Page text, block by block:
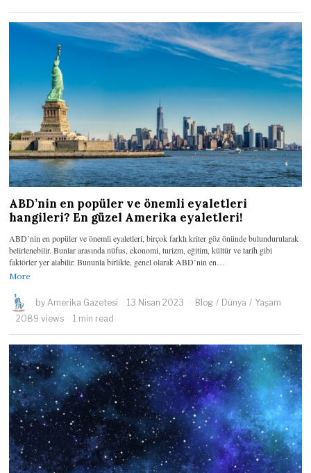
ABD’nin en popüler ve önemli eyaletleri
hangileri? En güzel Amerika eyaletleri!
ABD’nin en popüler ve önemli eyaletleri, birçok farklı kriter göz önünde bulundurularak
belirlenebilir. Bunlar arasında nüfus, ekonomi, turizm, eğitim, kültür ve tarih gibi
faktörler yer alabilir. Bununla birlikte, genel olarak ABD’nin en…
More
byAmerika Gazetesi 13 Nisan 2023 Blog / Dünya / Yaşam
2089 views
1 min read